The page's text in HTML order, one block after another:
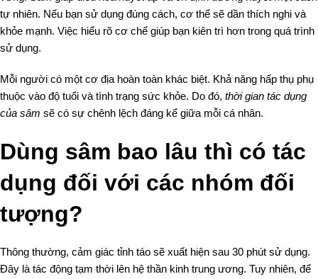
tự nhiên. Nếu bạn sử dụng đúng cách, cơ thể sẽ dần thích nghi và
khỏe mạnh. Việc hiểu rõ cơ chế giúp bạn kiên trì hơn trong quá trình
sử dụng.
Mỗi người có một cơ địa hoàn toàn khác biệt. Khả năng hấp thụ phụ
thuộc vào độ tuổi và tình trạng sức khỏe. Do đó, thời gian tác dụng
của sâm sẽ có sự chênh lệch đáng kể giữa mỗi cá nhân.
Dùng sâm bao lâu thì có tác
dụng đối với các nhóm đối
tượng?
Thông thường, cảm giác tỉnh táo sẽ xuất hiện sau 30 phút sử dụng.
Đây là tác động tạm thời lên hệ thần kinh trung ương. Tuy nhiên, để